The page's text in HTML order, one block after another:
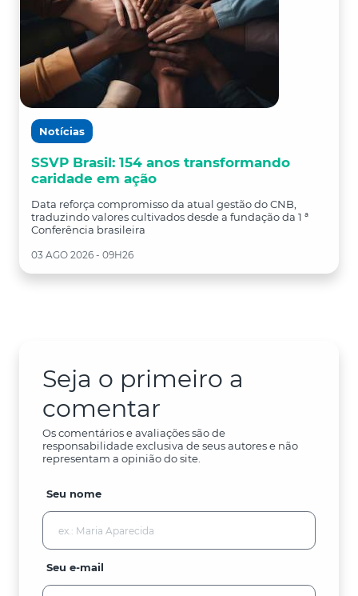
Notícias
SSVP Brasil: 154 anos transformando
caridade em ação
Data reforça compromisso da atual gestão do CNB,
traduzindo valores cultivados desde a fundação da 1 ª
Conferência brasileira
03 AGO 2026 - 09H26
Seja o primeiro a
comentar
Os comentários e avaliações são de
responsabilidade exclusiva de seus autores e não
representam a opinião do site.
Seu nome
Seu e-mail